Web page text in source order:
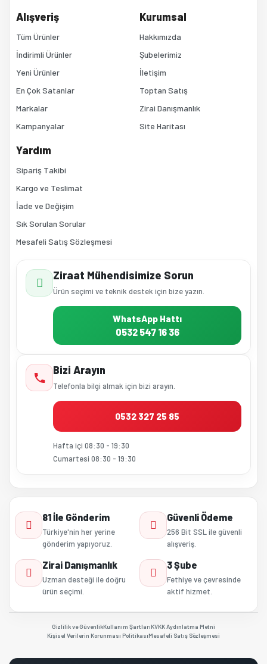
Alışveriş
Tüm Ürünler
İndirimli Ürünler
Yeni Ürünler
En Çok Satanlar
Markalar
Kampanyalar
Kurumsal
Hakkımızda
Şubelerimiz
İletişim
Toptan Satış
Zirai Danışmanlık
Site Haritası
Yardım
Sipariş Takibi
Kargo ve Teslimat
İade ve Değişim
Sık Sorulan Sorular
Mesafeli Satış Sözleşmesi
Ziraat Mühendisimize Sorun
Ürün seçimi ve teknik destek için bize yazın.
WhatsApp Hattı
0532 547 16 36
Bizi Arayın
Telefonla bilgi almak için bizi arayın.
0532 327 25 85
Hafta içi 08:30 - 19:30
Cumartesi 08:30 - 19:30
81 İle Gönderim
Türkiye'nin her yerine
gönderim yapıyoruz.
Güvenli Ödeme
256 Bit SSL ile güvenli
alışveriş.
Zirai Danışmanlık
Uzman desteği ile doğru
ürün seçimi.
3 Şube
Fethiye ve çevresinde
aktif hizmet.
Gizlilik ve GüvenlikKullanım ŞartlarıKVKK Aydınlatma Metni
Kişisel Verilerin Korunması PolitikasıMesafeli Satış Sözleşmesi